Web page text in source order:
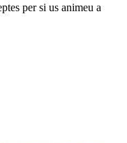
per si us animeu a